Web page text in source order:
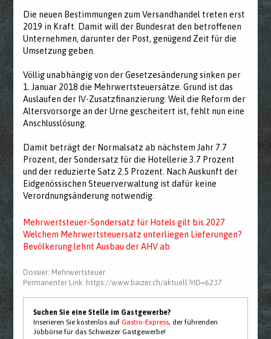
Die neuen Bestimmungen zum Versandhandel treten erst
2019 in Kraft. Damit will der Bundesrat den betroffenen
Unternehmen, darunter der Post, genügend Zeit für die
Umsetzung geben.
Völlig unabhängig von der Gesetzesänderung sinken per
1. Januar 2018 die Mehrwertsteuersätze. Grund ist das
Auslaufen der IV-Zusatzfinanzierung. Weil die Reform der
Altersvorsorge an der Urne gescheitert ist, fehlt nun eine
Anschlusslösung.
Damit beträgt der Normalsatz ab nächstem Jahr 7.7
Prozent, der Sondersatz für die Hotellerie 3.7 Prozent
und der reduzierte Satz 2.5 Prozent. Nach Auskunft der
Eidgenössischen Steuerverwaltung ist dafür keine
Verordnungsänderung notwendig.
Mehrwertsteuer-Sondersatz für Hotels gilt bis 2027
Welchem Mehrwertsteuersatz unterliegen Lieferungen?
Bevölkerung lehnt Ausbau der AHV ab
Dossier: Mehrwertsteuer
Permanenter Link: https://www.baizer.ch/aktuell?rID=6237
Suchen Sie eine Stelle im Gastgewerbe?
Inserieren Sie kostenlos aufGastro-Express, der führenden
Jobbörse für das Schweizer Gastgewerbe!